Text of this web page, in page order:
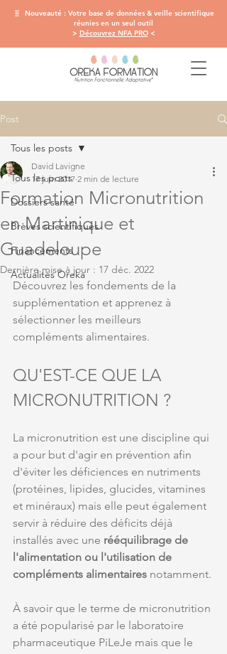
🧬 Nouveauté : Votre base de données & veille scientifique
réunies en un seul outil
> Découvrez NFA PRO<
Post
Tous les posts
Dossiers santé
Brèves scientifiques
Financements
Actualités Oreka
Tous les posts
Formation Micronutrition
en Martinique et
Guadeloupe
David Lavigne
17 juin 2017 2 min de lecture
Dernière mise à jour : 17 déc. 2022
Découvrez les fondements de la
supplémentation et apprenez à
sélectionner les meilleurs
compléments alimentaires.
QU'EST-CE QUE LA
MICRONUTRITION ?
La micronutrition est une discipline qui
a pour but d'agir en prévention afin
d'éviter les déficiences en nutriments
(protéines, lipides, glucides, vitamines
et minéraux) mais elle peut également
servir à réduire des déficits déjà
installés avec une rééquilibrage de
l'alimentation ou l'utilisation de
compléments alimentaires notamment.
À savoir que le terme de micronutrition
a été popularisé par le laboratoire
pharmaceutique PiLeJe mais que le